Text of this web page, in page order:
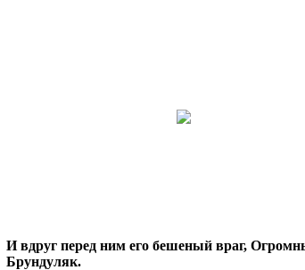
И вдруг перед ним его бешеный враг,
Брундуляк.